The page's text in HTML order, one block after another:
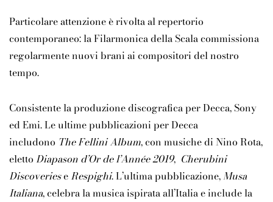
Particolare attenzione è rivolta al repertorio
contemporaneo: la Filarmonica della Scala commissiona
regolarmente nuovi brani ai compositori del nostro
tempo.
Consistente la produzione discografica per Decca, Sony
ed Emi. Le ultime pubblicazioni per Decca
includono The Fellini Album, con musiche di Nino Rota,
elettoDiapason d’Or de l’Année 2019, Cherubini
DiscoverieseRespighi. L’ultima pubblicazione,Musa
Italiana, celebra la musica ispirata all’Italia e include la